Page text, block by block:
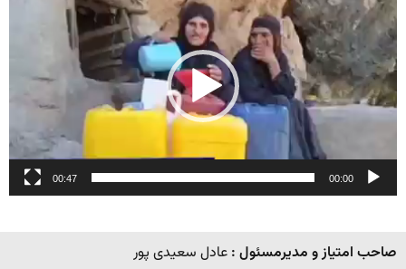
ویدیو
00:00
00:47
صاحب امتیاز و مدیرمسئول : عادل سعیدی پور